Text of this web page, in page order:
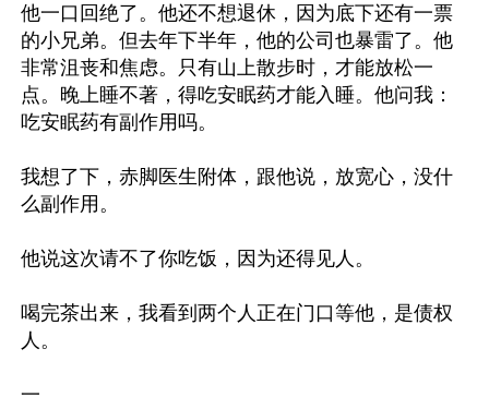
他一口回绝了。他还不想退休，因为底下还有一票
的小兄弟。但去年下半年，他的公司也暴雷了。他
非常沮丧和焦虑。只有山上散步时，才能放松一
点。晚上睡不著，得吃安眠药才能入睡。他问我：
吃安眠药有副作用吗。
我想了下，赤脚医生附体，跟他说，放宽心，没什
么副作用。
他说这次请不了你吃饭，因为还得见人。
喝完茶出来，我看到两个人正在门口等他，是债权
人。
一